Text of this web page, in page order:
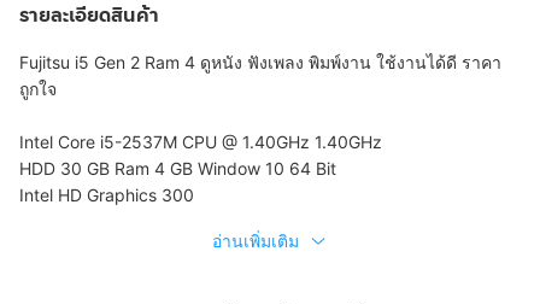
รายละเอียดสินค้า
Fujitsu i5 Gen 2 Ram 4 ดูหนัง ฟังเพลง พิมพ์งาน ใช้งานได้ดี ราคา
ถูกใจ
Intel Core i5-2537M CPU @ 1.40GHz 1.40GHz
HDD 30 GB Ram 4 GB Window 10 64 Bit
Intel HD Graphics 300
อ่านเพิ่มเติม